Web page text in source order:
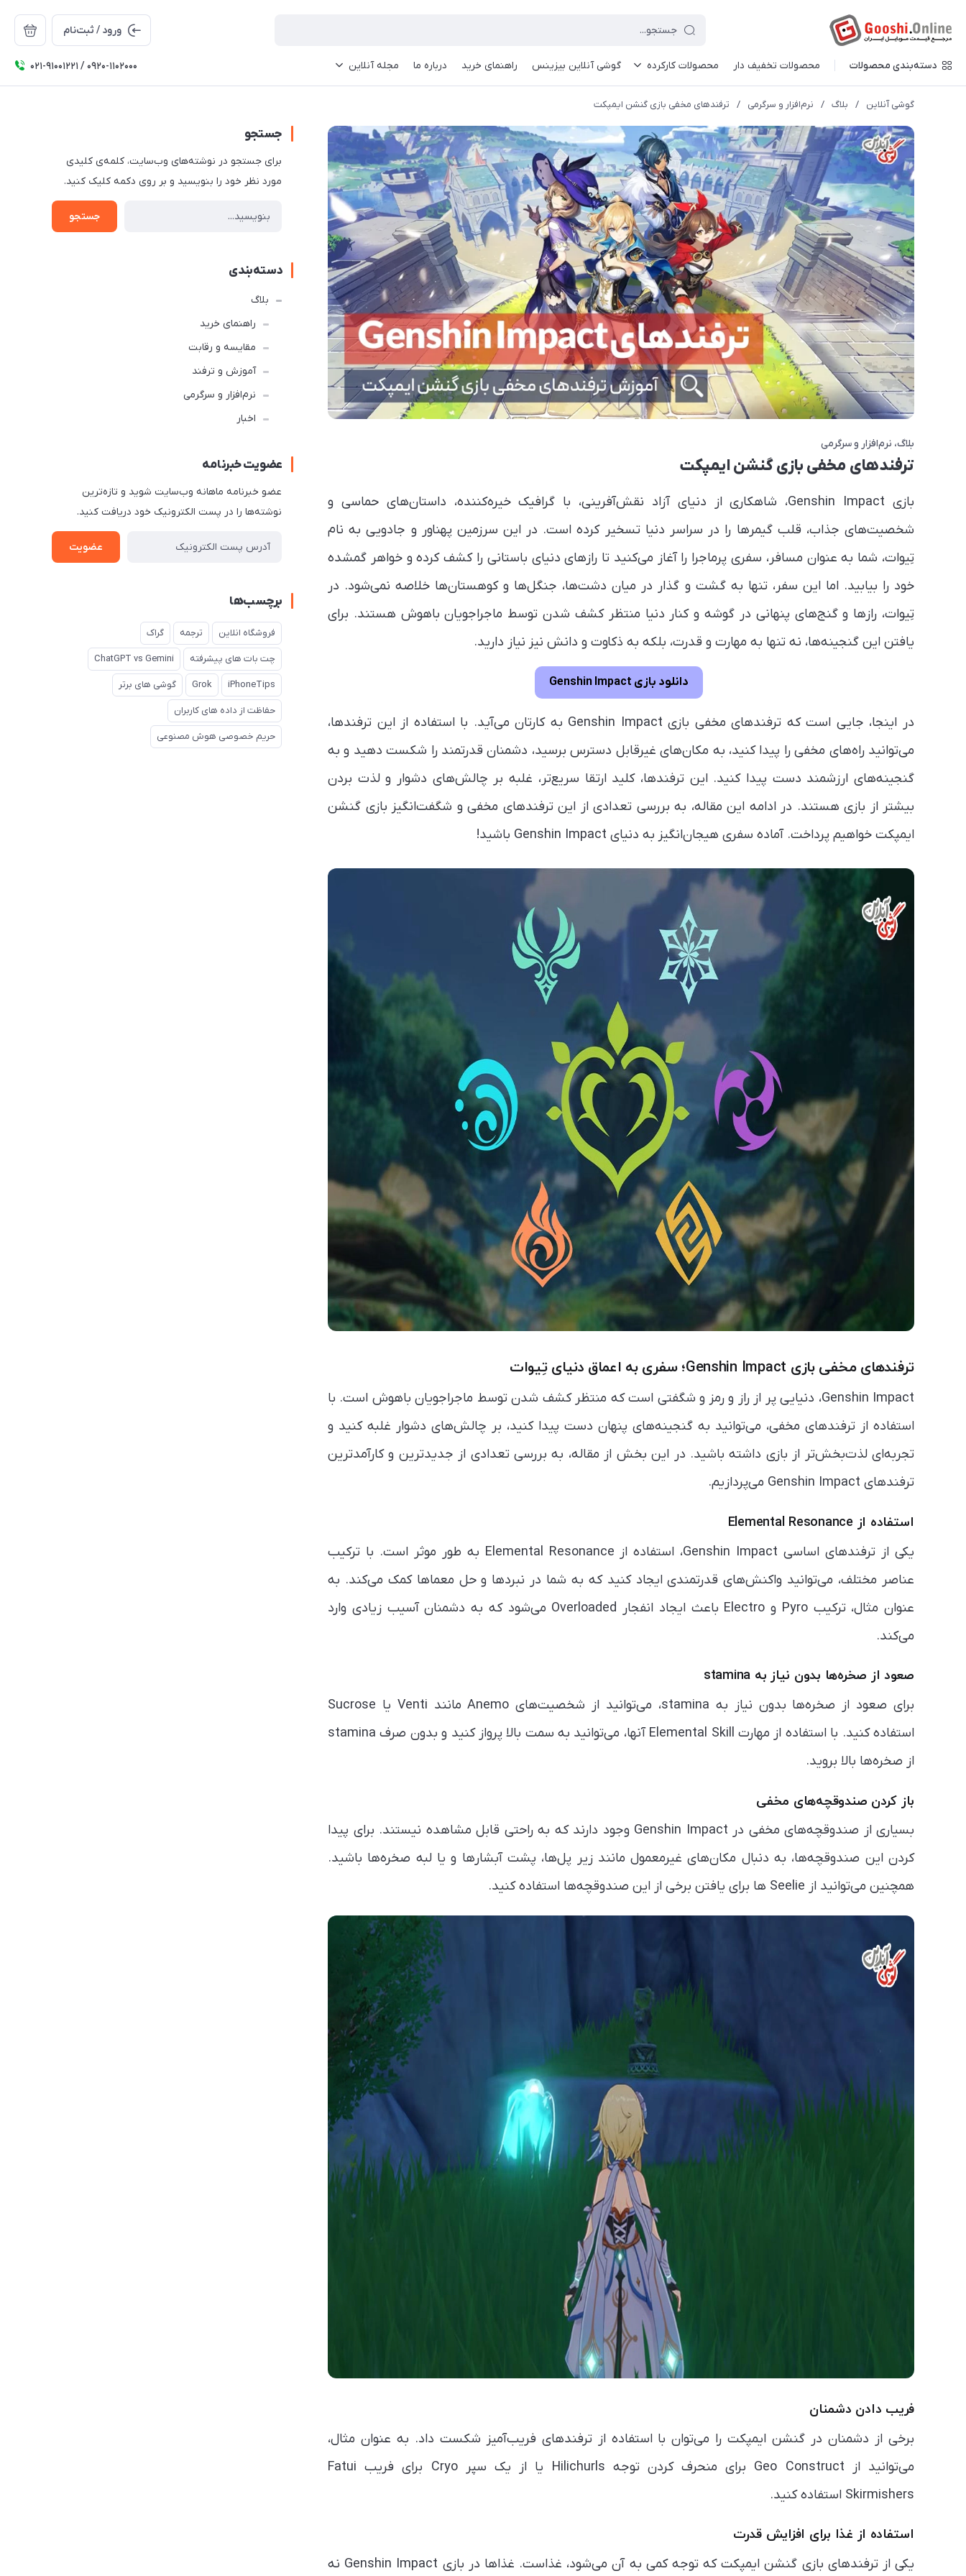
ورود / ثبت‌نام
دسته‌بندی محصولات محصولات تخفیف دار محصولات کارکرده گوشی آنلاین بیزینس راهنمای خرید درباره ما مجله آنلاین ۰۲۱-91001221 / 0920-1102000
گوشی آنلاین / بلاگ / نرم‌افزار و سرگرمی / ترفندهای مخفی بازی گنشن ایمپکت
بلاگ نرم‌افزار و سرگرمی
ترفندهای مخفی بازی گنشن ایمپکت
بازی Genshin Impact، شاهکاری از دنیای آزاد نقش‌آفرینی، با گرافیک خیره‌کننده، داستان‌های حماسی و
شخصیت‌های جذاب، قلب گیمرها را در سراسر دنیا تسخیر کرده است. در این سرزمین پهناور و جادویی به نام
تِیوات، شما به عنوان مسافر، سفری پرماجرا را آغاز می‌کنید تا رازهای دنیای باستانی را کشف کرده و خواهر گمشده
خود را بیابید. اما این سفر، تنها به گشت و گذار در میان دشت‌ها، جنگل‌ها و کوهستان‌ها خلاصه نمی‌شود. در
تِیوات، رازها و گنج‌های پنهانی در گوشه و کنار دنیا منتظر کشف شدن توسط ماجراجویان باهوش هستند. برای
یافتن این گنجینه‌ها، نه تنها به مهارت و قدرت، بلکه به ذکاوت و دانش نیز نیاز دارید.
دانلود بازی Genshin Impact
در اینجا، جایی است که ترفندهای مخفی بازی Genshin Impact به کارتان می‌آید. با استفاده از این ترفندها،
می‌توانید راه‌های مخفی را پیدا کنید، به مکان‌های غیرقابل دسترس برسید، دشمنان قدرتمند را شکست دهید و به
گنجینه‌های ارزشمند دست پیدا کنید. این ترفندها، کلید ارتقا سریع‌تر، غلبه بر چالش‌های دشوار و لذت بردن
بیشتر از بازی هستند. در ادامه این مقاله، به بررسی تعدادی از این ترفندهای مخفی و شگفت‌انگیز بازی گنشن
ایمپکت خواهیم پرداخت. آماده‌ سفری هیجان‌انگیز به دنیای Genshin Impact باشید!
ترفندهای مخفی بازی Genshin Impact؛ سفری به اعماق دنیای تِیوات
Genshin Impact، دنیایی پر از راز و رمز و شگفتی است که منتظر کشف شدن توسط ماجراجویان باهوش است. با
استفاده از ترفندهای مخفی، می‌توانید به گنجینه‌های پنهان دست پیدا کنید، بر چالش‌های دشوار غلبه کنید و
تجربه‌ای لذت‌بخش‌تر از بازی داشته باشید. در این بخش از مقاله، به بررسی تعدادی از جدیدترین و کارآمدترین
ترفندهای Genshin Impact می‌پردازیم.
استفاده از Elemental Resonance
یکی از ترفندهای اساسی Genshin Impact، استفاده از Elemental Resonance به طور موثر است. با ترکیب
عناصر مختلف، می‌توانید واکنش‌های قدرتمندی ایجاد کنید که به شما در نبردها و حل معماها کمک می‌کند. به
عنوان مثال، ترکیب Pyro و Electro باعث ایجاد انفجار Overloaded می‌شود که به دشمنان آسیب زیادی وارد
می‌کند.
صعود از صخره‌ها بدون نیاز به stamina
برای صعود از صخره‌ها بدون نیاز به stamina، می‌توانید از شخصیت‌های Anemo مانند Venti یا Sucrose
استفاده کنید. با استفاده از مهارت Elemental Skill آنها، می‌توانید به سمت بالا پرواز کنید و بدون صرف stamina
از صخره‌ها بالا بروید.
باز کردن صندوقچه‌های مخفی
بسیاری از صندوقچه‌های مخفی در Genshin Impact وجود دارند که به راحتی قابل مشاهده نیستند. برای پیدا
کردن این صندوقچه‌ها، به دنبال مکان‌های غیرمعمول مانند زیر پل‌ها، پشت آبشارها و یا لبه صخره‌ها باشید.
همچنین می‌توانید از Seelie ها برای یافتن برخی از این صندوقچه‌ها استفاده کنید.
فریب دادن دشمنان
برخی از دشمنان در گنشن ایمپکت را می‌توان با استفاده از ترفندهای فریب‌آمیز شکست داد. به عنوان مثال،
می‌توانید از Geo Construct برای منحرف کردن توجه Hilichurls یا از یک سپر Cryo برای فریب Fatui
Skirmishers استفاده کنید.
استفاده از غذا برای افزایش قدرت
یکی از ترفندهای بازی گنشن ایمپکت که توجه کمی به آن می‌شود، غذاست. غذاها در بازی Genshin Impact نه
جستجو
برای جستجو در نوشته‌های وب‌سایت، کلمه‌ی کلیدی
مورد نظر خود را بنویسید و بر روی دکمه کلیک کنید.
جستجو
دسته‌بندی
بلاگ
راهنمای خرید
مقایسه و رقابت
آموزش و ترفند
نرم‌افزار و سرگرمی
اخبار
عضویت خبرنامه
عضو خبرنامه ماهانه وب‌سایت شوید و تازه‌ترین
نوشته‌ها را در پست الکترونیک خود دریافت کنید.
عضویت
برچسب‌ها
فروشگاه انلاین ترجمه گراک
چت بات های پیشرفته ChatGPT vs Gemini
iPhoneTips
Grok گوشی های برتر
حفاظت از داده های کاربران
حریم خصوصی هوش مصنوعی